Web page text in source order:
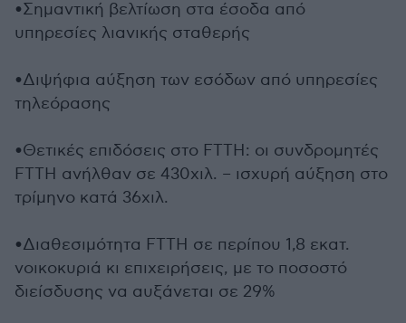
•Σημαντική βελτίωση στα έσοδα από
υπηρεσίες λιανικής σταθερής
•Διψήφια αύξηση των εσόδων από υπηρεσίες
τηλεόρασης
•Θετικές επιδόσεις στο FTTH: οι συνδρομητές
FTTH ανήλθαν σε 430χιλ. – ισχυρή αύξηση στο
τρίμηνο κατά 36χιλ.
•Διαθεσιμότητα FTTH σε περίπου 1,8 εκατ.
νοικοκυριά κι επιχειρήσεις, με το ποσοστό
διείσδυσης να αυξάνεται σε 29%